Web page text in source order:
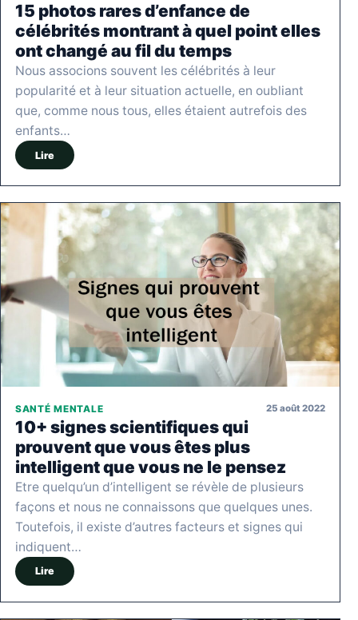
15 photos rares d’enfance de
célébrités montrant à quel point elles
ont changé au fil du temps
Nous associons souvent les célébrités à leur
popularité et à leur situation actuelle, en oubliant
que, comme nous tous, elles étaient autrefois des
enfants…
Lire
SANTÉ MENTALE 25 août 2022
10+ signes scientifiques qui
prouvent que vous êtes plus
intelligent que vous ne le pensez
Etre quelqu’un d’intelligent se révèle de plusieurs
façons et nous ne connaissons que quelques unes.
Toutefois, il existe d’autres facteurs et signes qui
indiquent…
Lire